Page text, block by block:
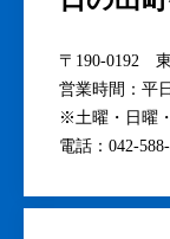
〒190-0192
営業時間：平
※土曜・日曜
電話：042-